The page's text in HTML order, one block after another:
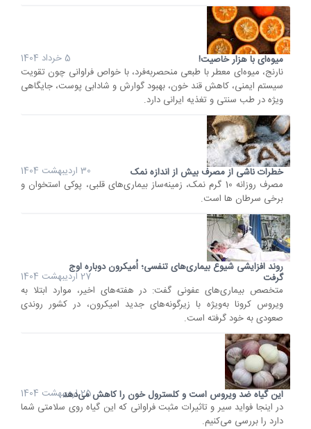
میوه‌ای با هزار خاصیت!
5 خرداد 1404
نارنج، میوه‌ای معطر با طبعی منحصربه‌فرد، با خواص فراوانی چون تقویت
سیستم ایمنی، کاهش قند خون، بهبود گوارش و شادابی پوست، جایگاهی
ویژه در طب سنتی و تغذیه ایرانی دارد.
خطرات ناشی از مصرف بیش از اندازه نمک
30 اردیبهشت 1404
مصرف روزانه 10 گرم نمک، زمینه‌ساز بیماری‌های قلبی، پوکی استخوان و
برخی سرطان ها است.
روند افزایشی شیوع بیماری‌های تنفسی؛ اُمیکرون دوباره اوج
گرفت
27 اردیبهشت 1404
متخصص بیماری‌های عفونی گفت: در هفته‌های اخیر، موارد ابتلا به
ویروس کرونا به‌ویژه با زیرگونه‌های جدید امیکرون، در کشور روندی
صعودی به خود گرفته است.
این گیاه ضد ویروس است و کلسترول خون را کاهش می‌دهد
25 اردیبهشت 1404
در اینجا فواید سیر و تاثیرات مثبت فراوانی که این گیاه روی سلامتی شما
دارد را بررسی می‌کنیم.